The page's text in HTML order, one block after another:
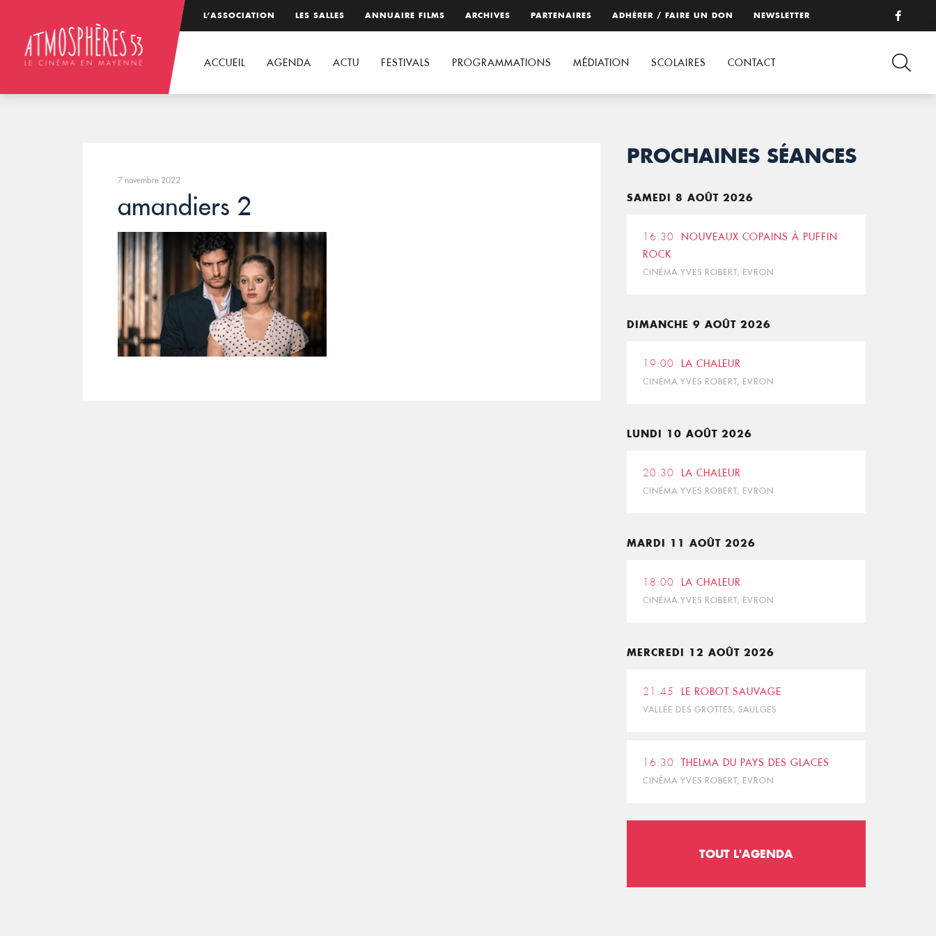
L’ASSOCIATION LES SALLES ANNUAIRE FILMS ARCHIVES PARTENAIRES ADHÉRER / FAIRE UN DON NEWSLETTER
ACCUEIL AGENDA ACTU FESTIVALS PROGRAMMATIONS MÉDIATION SCOLAIRES CONTACT
7 novembre 2022
amandiers 2
PROCHAINES SÉANCES
SAMEDI 8 AOÛT 2026
16:30
NOUVEAUX COPAINS À PUFFIN
ROCK
CINÉMA YVES ROBERT, EVRON
DIMANCHE 9 AOÛT 2026
19:00 LA CHALEUR
CINÉMA YVES ROBERT, EVRON
LUNDI 10 AOÛT 2026
20:30 LA CHALEUR
CINÉMA YVES ROBERT, EVRON
MARDI 11 AOÛT 2026
18:00 LA CHALEUR
CINÉMA YVES ROBERT, EVRON
MERCREDI 12 AOÛT 2026
21:45 LE ROBOT SAUVAGE
VALLÉE DES GROTTES, SAULGES
16:30 THELMA DU PAYS DES GLACES
CINÉMA YVES ROBERT, EVRON
TOUT L'AGENDA